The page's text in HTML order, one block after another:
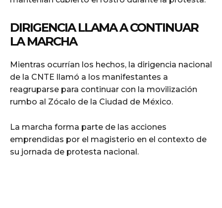
DIRIGENCIA LLAMA A CONTINUAR
LA MARCHA
Mientras ocurrían los hechos, la dirigencia nacional
de la CNTE llamó a los manifestantes a
reagruparse para continuar con la movilización
rumbo al Zócalo de la Ciudad de México.
La marcha forma parte de las acciones
emprendidas por el magisterio en el contexto de
su jornada de protesta nacional.